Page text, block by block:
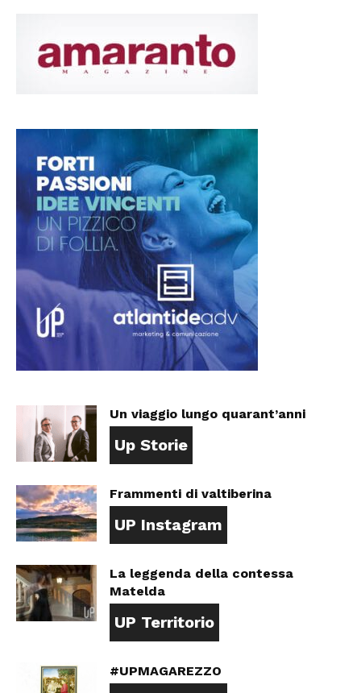
Un viaggio lungo quarant’anni
Up Storie
Frammenti di valtiberina
UP Instagram
La leggenda della contessa
Matelda
UP Territorio
#UPMAGAREZZO